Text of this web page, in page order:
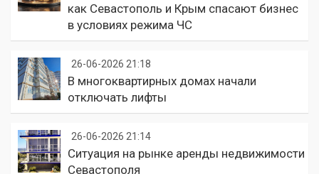
как Севастополь и Крым спасают бизнес
в условиях режима ЧС
26-06-2026 21:18
В многоквартирных домах начали
отключать лифты
26-06-2026 21:14
Ситуация на рынке аренды недвижимости
Севастополя